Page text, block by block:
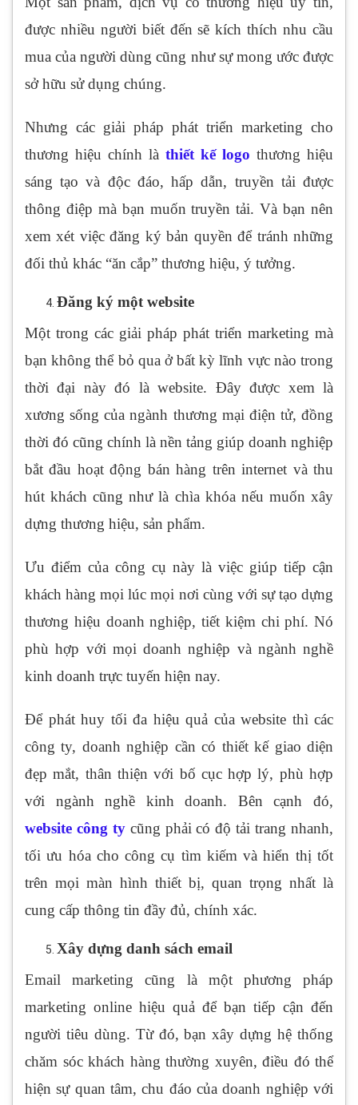
được nhiều người biết đến sẽ kích thích nhu cầu
mua của người dùng cũng như sự mong ước được
sở hữu sử dụng chúng.
Nhưng các giải pháp phát triển marketing cho
thương hiệu chính là thiết kế logo thương hiệu
sáng tạo và độc đáo, hấp dẫn, truyền tải được
thông điệp mà bạn muốn truyền tải. Và bạn nên
xem xét việc đăng ký bản quyền để tránh những
đối thủ khác “ăn cắp” thương hiệu, ý tưởng.
Đăng ký một website
Một trong các giải pháp phát triển marketing mà
bạn không thể bỏ qua ở bất kỳ lĩnh vực nào trong
thời đại này đó là website. Đây được xem là
xương sống của ngành thương mại điện tử, đồng
thời đó cũng chính là nền tảng giúp doanh nghiệp
bắt đầu hoạt động bán hàng trên internet và thu
hút khách cũng như là chìa khóa nếu muốn xây
dựng thương hiệu, sản phẩm.
Ưu điểm của công cụ này là việc giúp tiếp cận
khách hàng mọi lúc mọi nơi cùng với sự tạo dựng
thương hiệu doanh nghiệp, tiết kiệm chi phí. Nó
phù hợp với mọi doanh nghiệp và ngành nghề
kinh doanh trực tuyến hiện nay.
Để phát huy tối đa hiệu quả của website thì các
công ty, doanh nghiệp cần có thiết kế giao diện
đẹp mắt, thân thiện với bố cục hợp lý, phù hợp
với ngành nghề kinh doanh. Bên cạnh đó,
website công tycũng phải có độ tải trang nhanh,
tối ưu hóa cho công cụ tìm kiếm và hiển thị tốt
trên mọi màn hình thiết bị, quan trọng nhất là
cung cấp thông tin đầy đủ, chính xác.
Xây dựng danh sách email
Email marketing cũng là một phương pháp
marketing online hiệu quả để bạn tiếp cận đến
người tiêu dùng. Từ đó, bạn xây dựng hệ thống
chăm sóc khách hàng thường xuyên, điều đó thể
hiện sự quan tâm, chu đáo của doanh nghiệp với